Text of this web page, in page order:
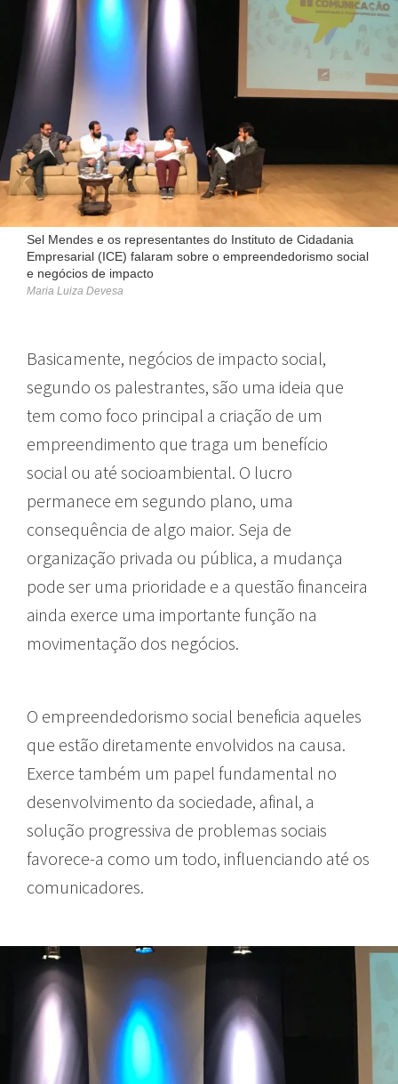
Sel Mendes e os representantes do Instituto de Cidadania
Empresarial (ICE) falaram sobre o empreendedorismo social
e negócios de impacto
Maria Luiza Devesa
Basicamente, negócios de impacto social,
segundo os palestrantes, são uma ideia que
tem como foco principal a criação de um
empreendimento que traga um benefício
social ou até socioambiental. O lucro
permanece em segundo plano, uma
consequência de algo maior. Seja de
organização privada ou pública, a mudança
pode ser uma prioridade e a questão financeira
ainda exerce uma importante função na
movimentação dos negócios.
O empreendedorismo social beneficia aqueles
que estão diretamente envolvidos na causa.
Exerce também um papel fundamental no
desenvolvimento da sociedade, afinal, a
solução progressiva de problemas sociais
favorece-a como um todo, influenciando até os
comunicadores.